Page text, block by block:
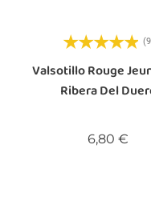
Valsotillo Rouge
Ribera Del
6,80 €